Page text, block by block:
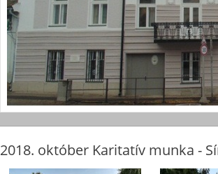
2018. október Karitatív munka -